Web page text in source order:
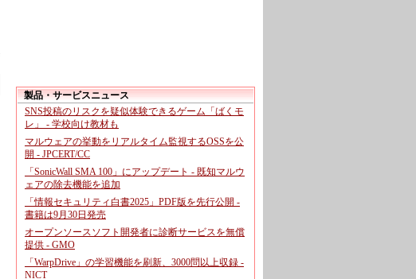
製品・サービスニュース
SNS投稿のリスクを疑似体験できるゲーム「ばくモ
レ」 - 学校向け教材も
マルウェアの挙動をリアルタイム監視するOSSを公
開 - JPCERT/CC
「SonicWall SMA 100」にアップデート - 既知マルウ
ェアの除去機能を追加
「情報セキュリティ白書2025」PDF版を先行公開 -
書籍は9月30日発売
オープンソースソフト開発者に診断サービスを無償
提供 - GMO
「WarpDrive」の学習機能を刷新、3000問以上収録 -
NICT